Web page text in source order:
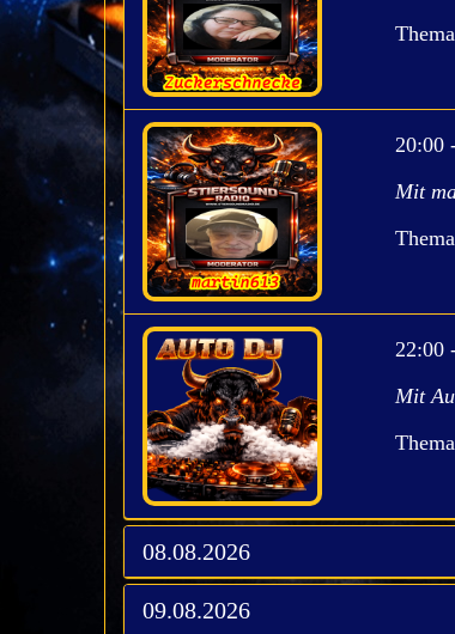
20:00
Mit
22:00
Mit
08.08.2026
09.08.2026